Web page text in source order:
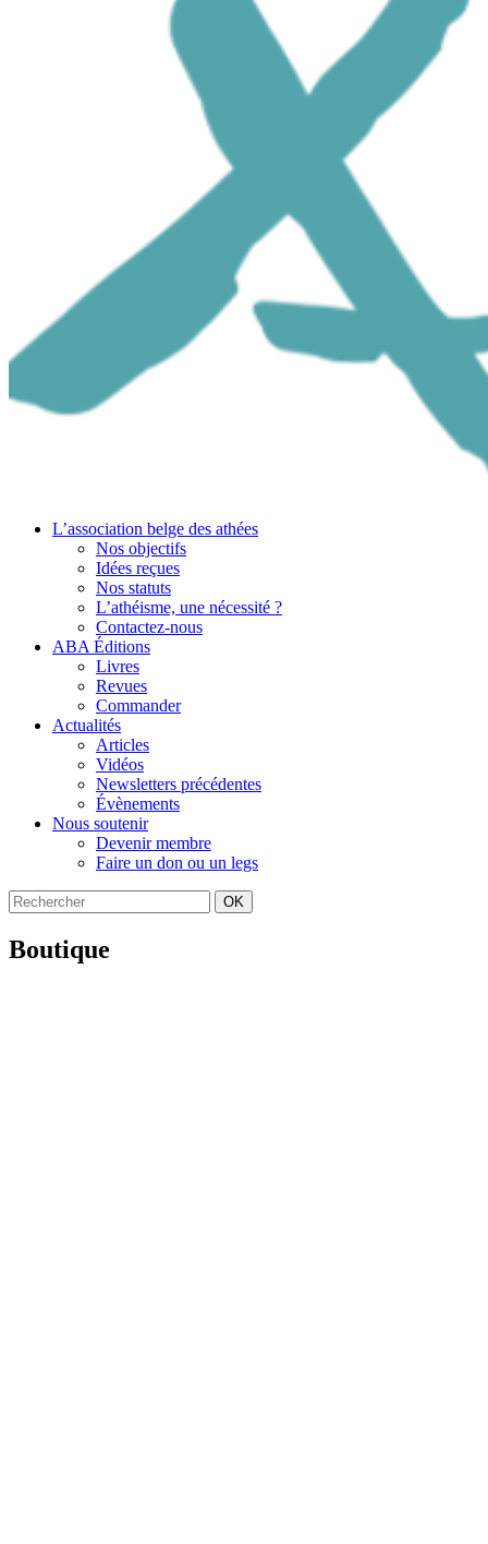
L’association belge des athées
Nos objectifs
Idées reçues
Nos statuts
L’athéisme, une nécessité ?
Contactez-nous
ABA Éditions
Livres
Revues
Commander
Actualités
Articles
Vidéos
Newsletters précédentes
Évènements
Nous soutenir
Devenir membre
Faire un don ou un legs
OK
Boutique